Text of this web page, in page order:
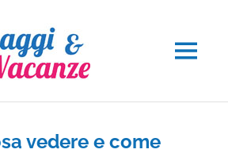
MENU
vedere e come